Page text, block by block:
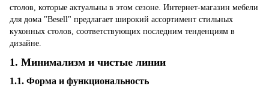
столов, которые актуальны в этом сезоне. Интернет-магазин мебели
для дома "Besell" предлагает широкий ассортимент стильных
кухонных столов, соответствующих последним тенденциям в
дизайне.
1. Минимализм и чистые линии
1.1. Форма и функциональность